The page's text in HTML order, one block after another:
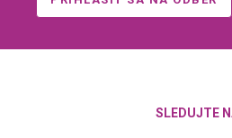
SLEDUJTE